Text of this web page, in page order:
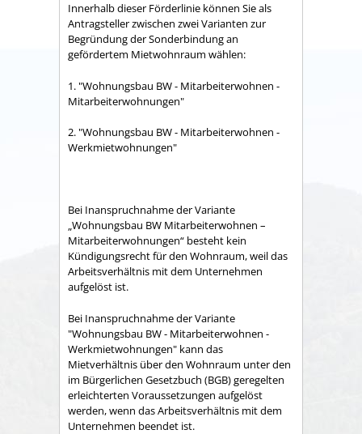
Innerhalb dieser Förderlinie können Sie als
Antragsteller zwischen zwei Varianten zur
Begründung der Sonderbindung an
gefördertem Mietwohnraum wählen:
1. "Wohnungsbau BW - Mitarbeiterwohnen -
Mitarbeiterwohnungen"
2. "Wohnungsbau BW - Mitarbeiterwohnen -
Werkmietwohnungen"
Bei Inanspruchnahme der Variante
„Wohnungsbau BW Mitarbeiterwohnen –
Mitarbeiterwohnungen“ besteht kein
Kündigungsrecht für den Wohnraum, weil das
Arbeitsverhältnis mit dem Unternehmen
aufgelöst ist.
Bei Inanspruchnahme der Variante
"Wohnungsbau BW - Mitarbeiterwohnen -
Werkmietwohnungen" kann das
Mietverhältnis über den Wohnraum unter den
im Bürgerlichen Gesetzbuch (BGB) geregelten
erleichterten Voraussetzungen aufgelöst
werden, wenn das Arbeitsverhältnis mit dem
Unternehmen beendet ist.